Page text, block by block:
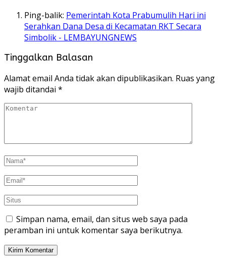
Ping-balik: Pemerintah Kota Prabumulih Hari ini
Serahkan Dana Desa di Kecamatan RKT Secara
Simbolik - LEMBAYUNGNEWS
Tinggalkan Balasan
Alamat email Anda tidak akan dipublikasikan. Ruas yang
wajib ditandai *
Simpan nama, email, dan situs web saya pada
peramban ini untuk komentar saya berikutnya.